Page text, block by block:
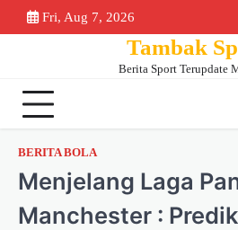
to
Fri, Aug 7, 2026
Tambak
Berita Sport Terupdate
BERITA BOLA
Menjelang Laga
Manchester :